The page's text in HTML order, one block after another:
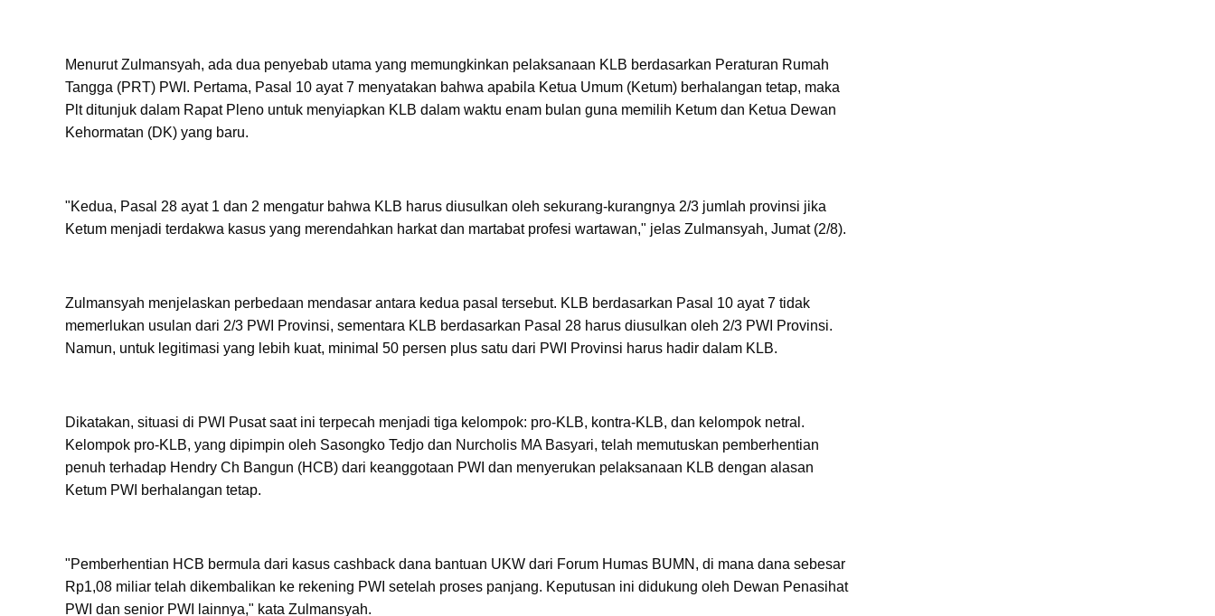
Menurut Zulmansyah, ada dua penyebab utama yang memungkinkan pelaksanaan KLB berdasarkan Peraturan Rumah
Tangga (PRT) PWI. Pertama, Pasal 10 ayat 7 menyatakan bahwa apabila Ketua Umum (Ketum) berhalangan tetap, maka
Plt ditunjuk dalam Rapat Pleno untuk menyiapkan KLB dalam waktu enam bulan guna memilih Ketum dan Ketua Dewan
Kehormatan (DK) yang baru.
"Kedua, Pasal 28 ayat 1 dan 2 mengatur bahwa KLB harus diusulkan oleh sekurang-kurangnya 2/3 jumlah provinsi jika
Ketum menjadi terdakwa kasus yang merendahkan harkat dan martabat profesi wartawan," jelas Zulmansyah, Jumat (2/8).
Zulmansyah menjelaskan perbedaan mendasar antara kedua pasal tersebut. KLB berdasarkan Pasal 10 ayat 7 tidak
memerlukan usulan dari 2/3 PWI Provinsi, sementara KLB berdasarkan Pasal 28 harus diusulkan oleh 2/3 PWI Provinsi.
Namun, untuk legitimasi yang lebih kuat, minimal 50 persen plus satu dari PWI Provinsi harus hadir dalam KLB.
Dikatakan, situasi di PWI Pusat saat ini terpecah menjadi tiga kelompok: pro-KLB, kontra-KLB, dan kelompok netral.
Kelompok pro-KLB, yang dipimpin oleh Sasongko Tedjo dan Nurcholis MA Basyari, telah memutuskan pemberhentian
penuh terhadap Hendry Ch Bangun (HCB) dari keanggotaan PWI dan menyerukan pelaksanaan KLB dengan alasan
Ketum PWI berhalangan tetap.
"Pemberhentian HCB bermula dari kasus cashback dana bantuan UKW dari Forum Humas BUMN, di mana dana sebesar
Rp1,08 miliar telah dikembalikan ke rekening PWI setelah proses panjang. Keputusan ini didukung oleh Dewan Penasihat
PWI dan senior PWI lainnya," kata Zulmansyah.